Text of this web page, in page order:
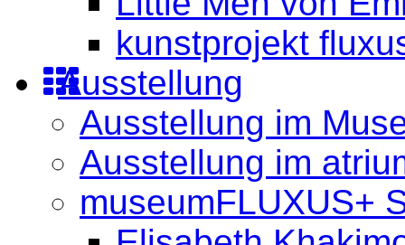
kunstprojekt
Ausstellung
Ausstellung im
Ausstellung im
museumFLUXUS+